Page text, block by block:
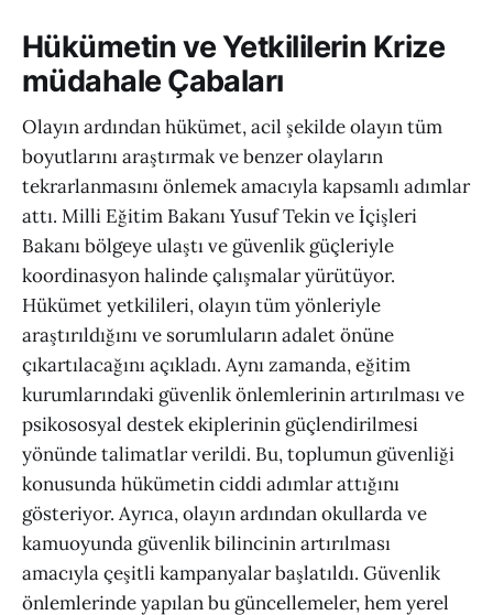
Hükümetin ve Yetkililerin Krize
müdahale Çabaları
Olayın ardından hükümet, acil şekilde olayın tüm
boyutlarını araştırmak ve benzer olayların
tekrarlanmasını önlemek amacıyla kapsamlı adımlar
attı. Milli Eğitim Bakanı Yusuf Tekin ve İçişleri
Bakanı bölgeye ulaştı ve güvenlik güçleriyle
koordinasyon halinde çalışmalar yürütüyor.
Hükümet yetkilileri, olayın tüm yönleriyle
araştırıldığını ve sorumluların adalet önüne
çıkartılacağını açıkladı. Aynı zamanda, eğitim
kurumlarındaki güvenlik önlemlerinin artırılması ve
psikososyal destek ekiplerinin güçlendirilmesi
yönünde talimatlar verildi. Bu, toplumun güvenliği
konusunda hükümetin ciddi adımlar attığını
gösteriyor. Ayrıca, olayın ardından okullarda ve
kamuoyunda güvenlik bilincinin artırılması
amacıyla çeşitli kampanyalar başlatıldı. Güvenlik
önlemlerinde yapılan bu güncellemeler, hem yerel